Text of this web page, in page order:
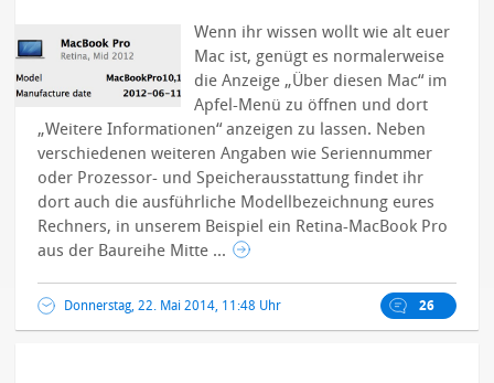
Wenn ihr wissen wollt wie alt euer
Mac ist, genügt es normalerweise
die Anzeige „Über diesen Mac“ im
Apfel-Menü zu öffnen und dort
„Weitere Informationen“ anzeigen zu lassen. Neben
verschiedenen weiteren Angaben wie Seriennummer
oder Prozessor- und Speicherausstattung findet ihr
dort auch die ausführliche Modellbezeichnung eures
Rechners, in unserem Beispiel ein Retina-MacBook Pro
aus der Baureihe Mitte ...
Donnerstag, 22. Mai 2014, 11:48 Uhr 26